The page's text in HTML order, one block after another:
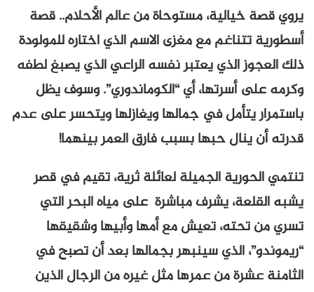
يروي قصة خيالية، مستوحاة من عالم الأحلام.. قصة
أسطورية تتناغم مع مغزى الاسم الذي اختاره للمولودة
ذلك العجوز الذي يعتبر نفسه الراعي الذي يصبغ لطفه
وكرمه على أسرتها، أي “الكوماندوري”. وسوف يظل
باستمرار يتأمل في جمالها ويغازلها ويتحسر على عدم
قدرته أن ينال حبها بسبب فارق العمر بينهما!
تنتمي الحورية الجميلة لعائلة ثرية، تقيم في قصر
يشبه القلعة، يشرف مباشرة على مياه البحر التي
تسري من تحته، تعيش مع أمها وأبيها وشقيقها
“ريموندو”، الذي سينبهر بجمالها بعد أن تصبح في
الثامنة عشرة من عمرها مثل غيره من الرجال الذين